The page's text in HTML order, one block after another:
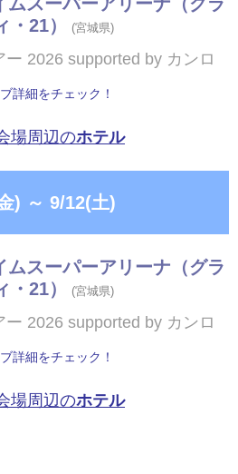
・21）
(宮城県)
2026 supported by カンロ
詳細をチェック！
場周辺のホテル
) ～ 9/12(土)
スーパーアリーナ（グラ
・21）
(宮城県)
2026 supported by カンロ
詳細をチェック！
場周辺のホテル